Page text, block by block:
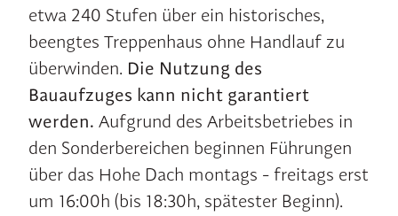
etwa 240 Stufen über ein historisches,
beengtes Treppenhaus ohne Handlauf zu
überwinden. Die Nutzung des
Bauaufzuges kann nicht garantiert
werden. Aufgrund des Arbeitsbetriebes in
den Sonderbereichen beginnen Führungen
über das Hohe Dach montags - freitags erst
um 16:00h (bis 18:30h, spätester Beginn).